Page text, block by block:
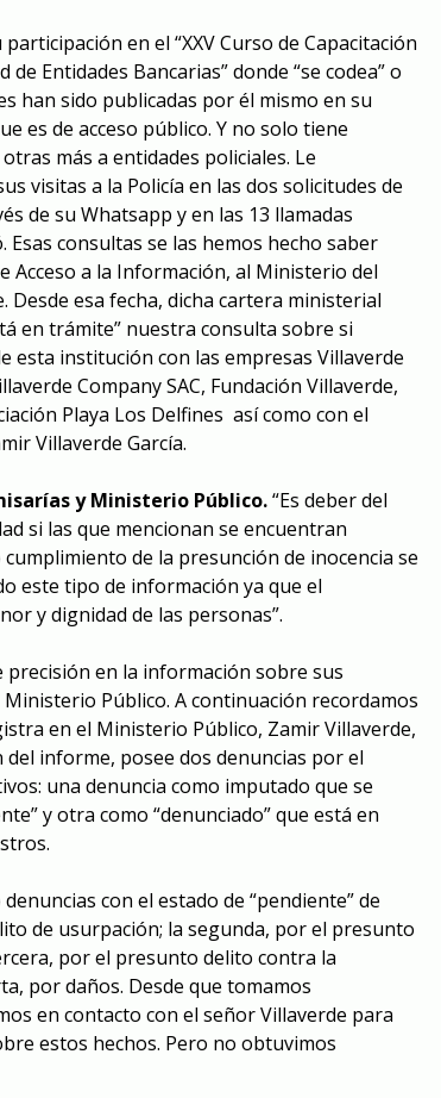
en el “XXV Curso de Capacitación
Entidades Bancarias” donde “se codea” o
han sido publicadas por él mismo en su
es de acceso público. Y no solo tiene
más a entidades policiales. Le
visitas a la Policía en las dos solicitudes de
de su Whatsapp y en las 13 llamadas
consultas se las hemos hecho saber
Acceso a la Información, al Ministerio del
esa fecha, dicha cartera ministerial
en trámite” nuestra consulta sobre si
esta institución con las empresas Villaverde
Company SAC, Fundación Villaverde,
Playa Los Delfines así como con el
Villaverde García.
y Ministerio Público.“Es deber del
si las que mencionan se encuentran
de la presunción de inocencia se
este tipo de información ya que el
y dignidad de las personas”.
precisión en la información sobre sus
Público. A continuación recordamos
en el Ministerio Público, Zamir Villaverde,
informe, posee dos denuncias por el
una denuncia como imputado que se
y otra como “denunciado” que está en
con el estado de “pendiente” de
de usurpación; la segunda, por el presunto
por el presunto delito contra la
por daños. Desde que tomamos
en contacto con el señor Villaverde para
estos hechos. Pero no obtuvimos